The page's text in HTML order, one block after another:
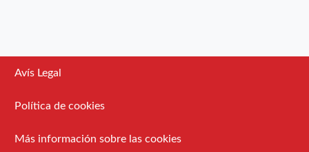
Avís Legal
Política de cookies
Más información sobre las cookies